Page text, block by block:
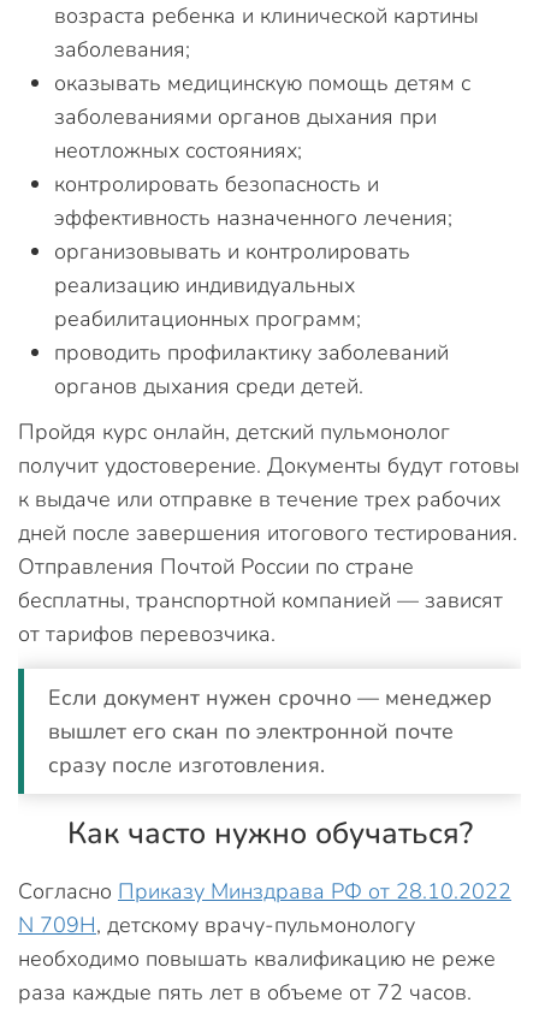
возраста ребенка и клинической картины
заболевания;
оказывать медицинскую помощь детям с
заболеваниями органов дыхания при
неотложных состояниях;
контролировать безопасность и
эффективность назначенного лечения;
организовывать и контролировать
реализацию индивидуальных
реабилитационных программ;
проводить профилактику заболеваний
органов дыхания среди детей.
Пройдя курс онлайн, детский пульмонолог
получит удостоверение. Документы будут готовы
к выдаче или отправке в течение трех рабочих
дней после завершения итогового тестирования.
Отправления Почтой России по стране
бесплатны, транспортной компанией — зависят
от тарифов перевозчика.
Если документ нужен срочно — менеджер
вышлет его скан по электронной почте
сразу после изготовления.
Как часто нужно обучаться?
Согласно Приказу Минздрава РФ от 28.10.2022
N 709Н, детскому врачу-пульмонологу
необходимо повышать квалификацию не реже
раза каждые пять лет в объеме от 72 часов.